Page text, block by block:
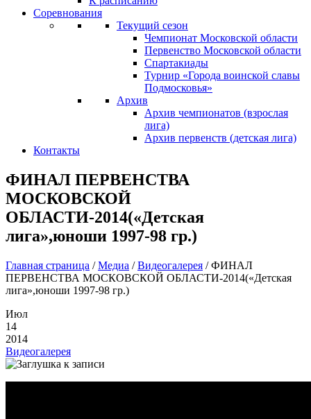
Соревнования
Текущий сезон
Чемпионат Московской области
Первенство Московской области
Спартакиады
Турнир «Города воинской славы
Подмосковья»
Архив
Архив чемпионатов (взрослая
лига)
Архив первенств (детская лига)
Контакты
ФИНАЛ ПЕРВЕНСТВА
МОСКОВСКОЙ
ОБЛАСТИ-2014(«Детская
лига»,юноши 1997-98 гр.)
Главная страница /Медиа /Видеогалерея /ФИНАЛ
ПЕРВЕНСТВА МОСКОВСКОЙ ОБЛАСТИ-2014(«Детская
лига»,юноши 1997-98 гр.)
Июл
14
2014
Видеогалерея